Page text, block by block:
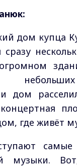
дом купца
сразу
дом
где живёт
самые
музыки.